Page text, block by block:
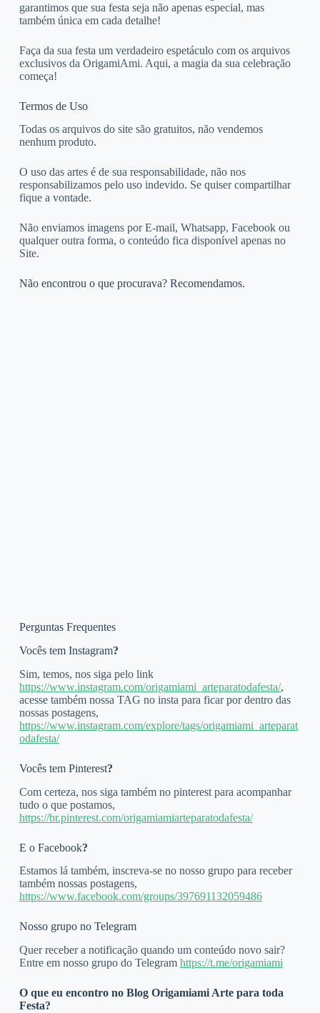
garantimos que sua festa seja não apenas especial, mas
também única em cada detalhe!
Faça da sua festa um verdadeiro espetáculo com os arquivos
exclusivos da OrigamiAmi. Aqui, a magia da sua celebração
começa!
Termos de Uso
Todas os arquivos do site são gratuitos, não vendemos
nenhum produto.
O uso das artes é de sua responsabilidade, não nos
responsabilizamos pelo uso indevido. Se quiser compartilhar
fique a vontade.
Não enviamos imagens por E-mail, Whatsapp, Facebook ou
qualquer outra forma, o conteúdo fica disponível apenas no
Site.
Não encontrou o que procurava? Recomendamos.
Perguntas Frequentes
Vocês tem Instagram?
Sim, temos, nos siga pelo link
https://www.instagram.com/origamiami_arteparatodafesta/,
acesse também nossa TAG no insta para ficar por dentro das
nossas postagens,
https://www.instagram.com/explore/tags/origamiami_arteparat
odafesta/
Vocês tem Pinterest?
Com certeza, nos siga também no pinterest para acompanhar
tudo o que postamos,
https://br.pinterest.com/origamiamiarteparatodafesta/
E o Facebook?
Estamos lá também, inscreva-se no nosso grupo para receber
também nossas postagens,
https://www.facebook.com/groups/397691132059486
Nosso grupo no Telegram
Quer receber a notificação quando um conteúdo novo sair?
Entre em nosso grupo do Telegram https://t.me/origamiami
O que eu encontro no Blog Origamiami Arte para toda
Festa?